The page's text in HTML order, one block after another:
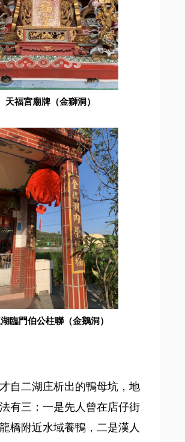
天福宮廟牌（金獅洞）
臨門伯公柱聯（金鵝洞）
自二湖庄析出的鴨母坑，地
有三：一是先人曾在店仔街
橋附近水域養鴨，二是漢人